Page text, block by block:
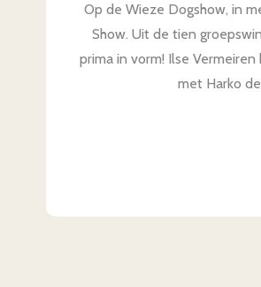
Op de Wieze Dogshow, in
Show. Uit de tien
prima in vorm! Ilse
met Harko